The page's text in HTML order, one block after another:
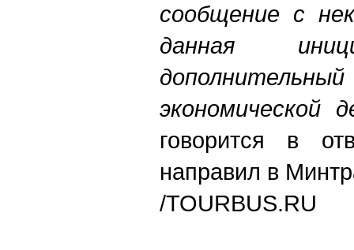
сообщение с
данная
экономической
говорится в
направил в
/TOURBUS.RU